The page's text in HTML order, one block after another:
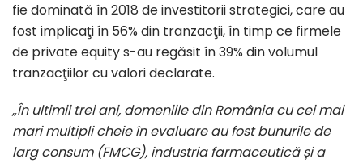
fie dominată în 2018 de investitorii strategici, care au
fost implicaţi în 56% din tranzacţii, în timp ce firmele
de private equity s-au regăsit în 39% din volumul
tranzacţiilor cu valori declarate.
„În ultimii trei ani, domeniile din România cu cei mai
mari multipli cheie în evaluare au fost bunurile de
larg consum (FMCG), industria farmaceutică și a